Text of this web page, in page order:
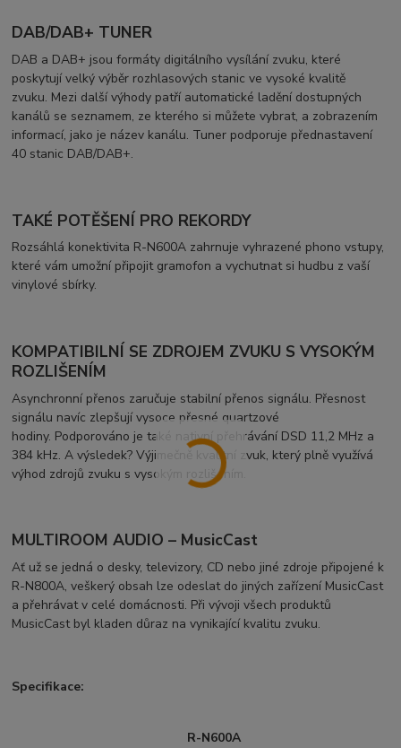
DAB/DAB+ TUNER
DAB a DAB+ jsou formáty digitálního vysílání zvuku, které
poskytují velký výběr rozhlasových stanic ve vysoké kvalitě
zvuku. Mezi další výhody patří automatické ladění dostupných
kanálů se seznamem, ze kterého si můžete vybrat, a zobrazením
informací, jako je název kanálu. Tuner podporuje přednastavení
40 stanic DAB/DAB+.
TAKÉ POTĚŠENÍ PRO REKORDY
Rozsáhlá konektivita R-N600A zahrnuje vyhrazené phono vstupy,
které vám umožní připojit gramofon a vychutnat si hudbu z vaší
vinylové sbírky.
KOMPATIBILNÍ SE ZDROJEM ZVUKU S VYSOKÝM
ROZLIŠENÍM
Asynchronní přenos zaručuje stabilní přenos signálu. Přesnost
signálu navíc zlepšují vysoce přesné quartzové
hodiny. Podporováno je také nativní přehrávání DSD 11,2 MHz a
384 kHz. A výsledek? Výjimečně kvalitní zvuk, který plně využívá
výhod zdrojů zvuku s vysokým rozlišením.
MULTIROOM AUDIO – MusicCast
Ať už se jedná o desky, televizory, CD nebo jiné zdroje připojené k
R-N800A, veškerý obsah lze odeslat do jiných zařízení MusicCast
a přehrávat v celé domácnosti. Při vývoji všech produktů
MusicCast byl kladen důraz na vynikající kvalitu zvuku.
Specifikace:
R-N600A